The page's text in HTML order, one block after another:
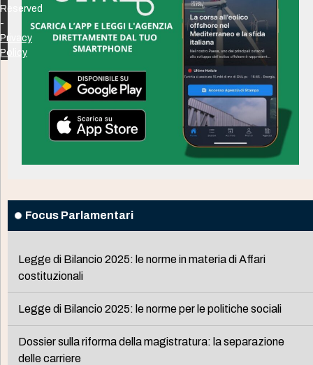
Focus Parlamentari
Legge di Bilancio 2025: le norme in materia di Affari
costituzionali
Legge di Bilancio 2025: le norme per le politiche sociali
Dossier sulla riforma della magistratura: la separazione
delle carriere
Reserved
-
Privacy
Policy